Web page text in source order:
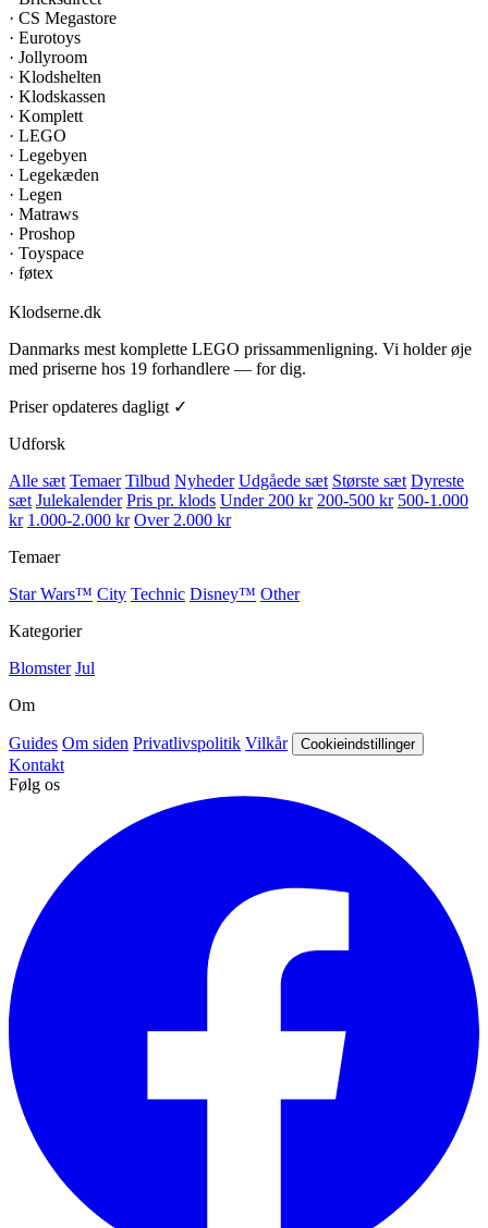
· CS Megastore
· Eurotoys
· Jollyroom
· Klodshelten
· Klodskassen
· Komplett
· LEGO
· Legebyen
· Legekæden
· Legen
· Matraws
· Proshop
· Toyspace
· føtex
Klodserne.dk
Danmarks mest komplette LEGO prissammenligning. Vi holder øje
med priserne hos 19 forhandlere — for dig.
Priser opdateres dagligt ✓
Udforsk
Alle sæt Temaer Tilbud Nyheder Udgåede sæt Største sæt Dyreste
sæt Julekalender Pris pr. klods Under 200 kr 200-500 kr 500-1.000
kr 1.000-2.000 kr Over 2.000 kr
Temaer
Star Wars™ City Technic Disney™ Other
Kategorier
Blomster Jul
Om
Guides Om siden Privatlivspolitik Vilkår Cookieindstillinger
Kontakt
Følg os